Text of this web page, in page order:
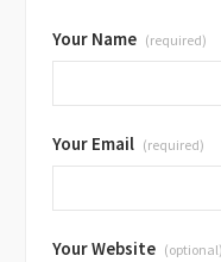
Your Name (required)
Your Email (required)
Your Website (optional)